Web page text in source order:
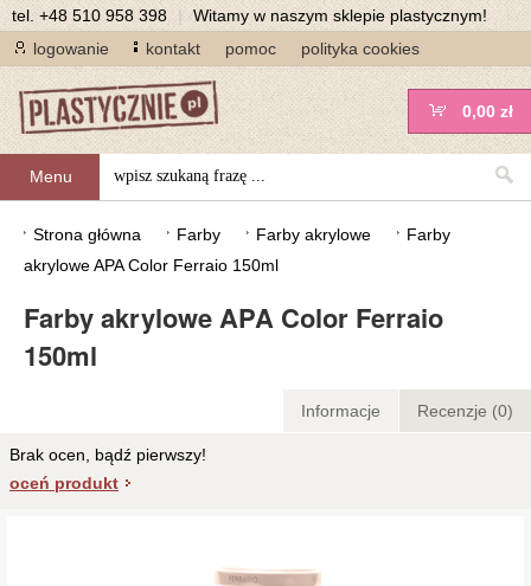
tel.+48 510 958 398 | Witamy w naszym sklepie plastycznym!
logowanie
kontakt pomoc polityka cookies
Menu
0,00 zł
Strona główna Farby Farby akrylowe
Farby
akrylowe APA Color Ferraio 150ml
Farby akrylowe APA Color Ferraio
150ml
Recenzje (0)
Informacje
Brak ocen, bądź pierwszy!
oceń produkt